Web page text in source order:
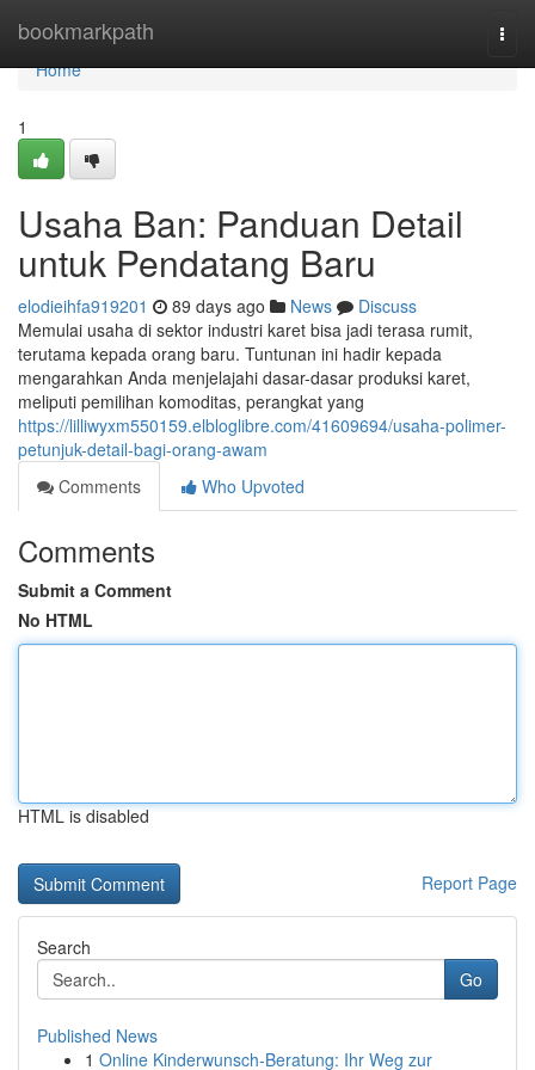
bookmarkpath
Home
Home
1
Usaha Ban: Panduan Detail
untuk Pendatang Baru
elodieihfa919201 89 days ago News
Discuss
Memulai usaha di sektor industri karet bisa jadi terasa rumit,
terutama kepada orang baru. Tuntunan ini hadir kepada
mengarahkan Anda menjelajahi dasar-dasar produksi karet,
meliputi pemilihan komoditas, perangkat yang
https://lilliwyxm550159.elbloglibre.com/41609694/usaha-polimer-
petunjuk-detail-bagi-orang-awam
Comments
Who Upvoted
Comments
Submit a Comment
No HTML
HTML is disabled
Report Page
Search
Go
Published News
1 Online Kinderwunsch-Beratung: Ihr Weg zur